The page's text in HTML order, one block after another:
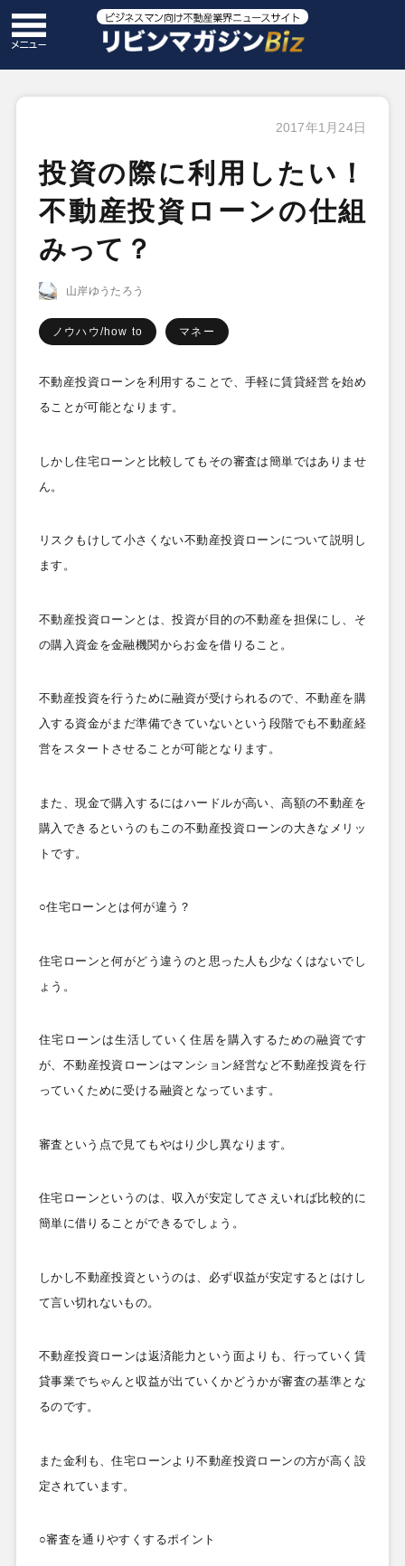
2017年1月24日
投資の際に利用したい！
不動産投資ローンの仕組
みって？
山岸ゆうたろう
ノウハウ/how to マネー
不動産投資ローンを利用することで、手軽に賃貸経営を始め
ることが可能となります。
しかし住宅ローンと比較してもその審査は簡単ではありませ
ん。
リスクもけして小さくない不動産投資ローンについて説明し
ます。
不動産投資ローンとは、投資が目的の不動産を担保にし、そ
の購入資金を金融機関からお金を借りること。
不動産投資を行うために融資が受けられるので、不動産を購
入する資金がまだ準備できていないという段階でも不動産経
営をスタートさせることが可能となります。
また、現金で購入するにはハードルが高い、高額の不動産を
購入できるというのもこの不動産投資ローンの大きなメリッ
トです。
○住宅ローンとは何が違う？
住宅ローンと何がどう違うのと思った人も少なくはないでし
ょう。
住宅ローンは生活していく住居を購入するための融資です
が、不動産投資ローンはマンション経営など不動産投資を行
っていくために受ける融資となっています。
審査という点で見てもやはり少し異なります。
住宅ローンというのは、収入が安定してさえいれば比較的に
簡単に借りることができるでしょう。
しかし不動産投資というのは、必ず収益が安定するとはけし
て言い切れないもの。
不動産投資ローンは返済能力という面よりも、行っていく賃
貸事業でちゃんと収益が出ていくかどうかが審査の基準とな
るのです。
また金利も、住宅ローンより不動産投資ローンの方が高く設
定されています。
○審査を通りやすくするポイント